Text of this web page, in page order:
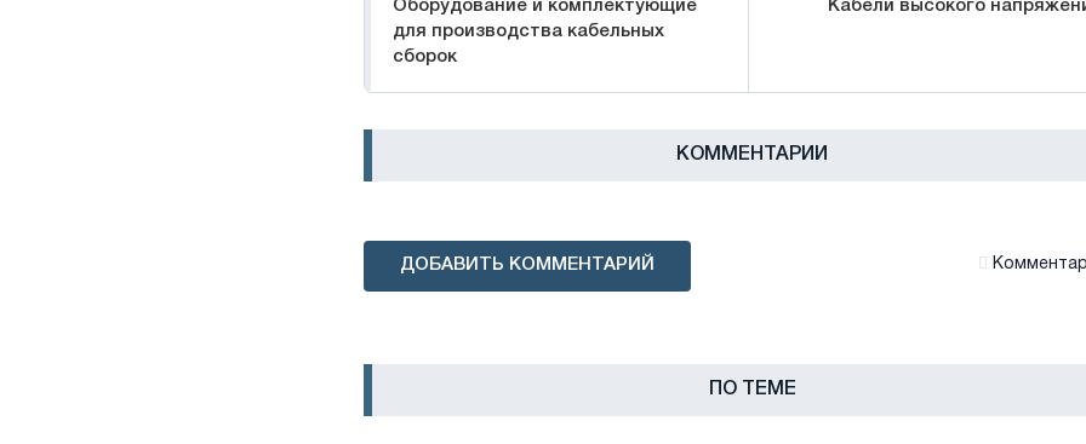
Оборудование и комплектующие
для производства кабельных
сборок
Кабели высокого
КОММЕНТАРИИ
ДОБАВИТЬ КОММЕНТАРИЙ
ПО ТЕМЕ